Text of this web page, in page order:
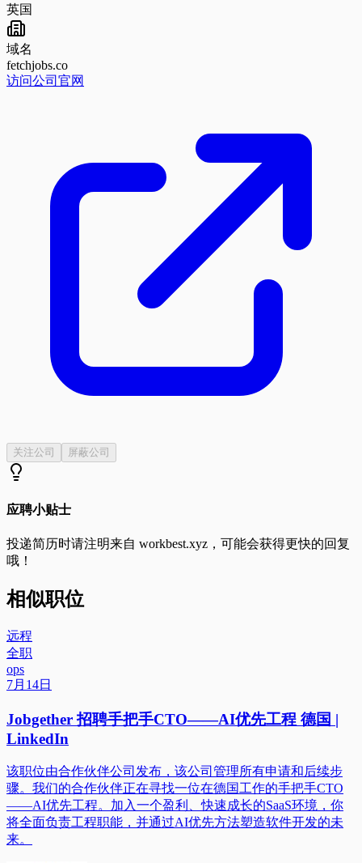
英国
域名
fetchjobs.co
访问公司官网
关注公司 屏蔽公司
应聘小贴士
投递简历时请注明来自 workbest.xyz ，可能会获得更快的回复
哦！
相似职位
远程
全职
ops
7月14日
Jobgether 招聘手把手CTO——AI优先工程 德国 |
LinkedIn
该职位由合作伙伴公司发布，该公司管理所有申请和后续步
骤。我们的合作伙伴正在寻找一位在德国工作的手把手CTO
——AI优先工程。加入一个盈利、快速成长的SaaS环境，你
将全面负责工程职能，并通过AI优先方法塑造软件开发的未
来。